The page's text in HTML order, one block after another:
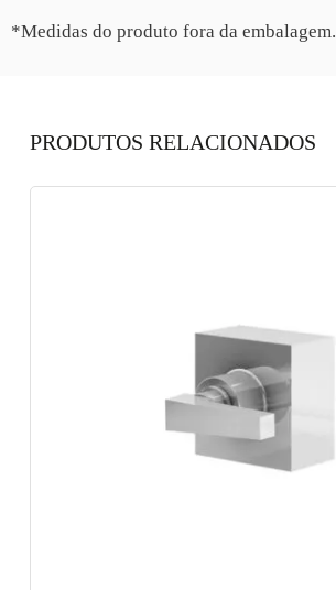
*Medidas do produto fora da embalagem.
PRODUTOS RELACIONADOS